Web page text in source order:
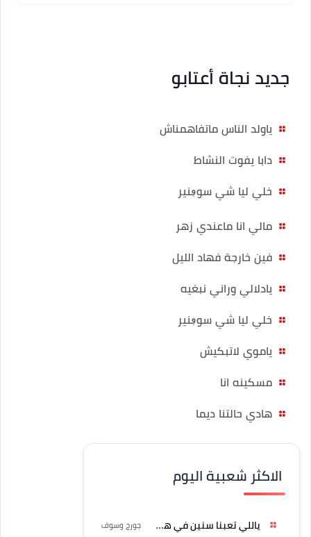
جديد نجاة أعتابو
ياولد الناس ماتفاهمناش
دابا يفوت النشاط
خلي ليا شي سوڢنير
مالي انا ماعندي زهر
فين خارجة فهاد الليل
يادلالي وراني نبغيه
خلي ليا شي سوڢنير
ياموي لاتبكيش
مسكينه انا
هادي حالتنا ديما
الاكثر شعبية اليوم
ياللي تعبنا سنين في هواه جورج وسوف